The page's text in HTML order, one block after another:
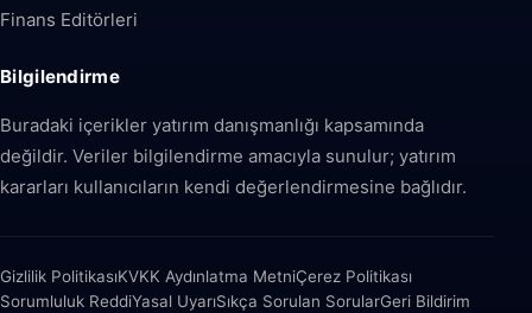
Finans Editörleri
Bilgilendirme
Buradaki içerikler yatırım danışmanlığı kapsamında
değildir. Veriler bilgilendirme amacıyla sunulur; yatırım
kararları kullanıcıların kendi değerlendirmesine bağlıdır.
Gizlilik PolitikasıKVKK Aydınlatma MetniÇerez Politikası
Sorumluluk ReddiYasal UyarıSıkça Sorulan SorularGeri Bildirim